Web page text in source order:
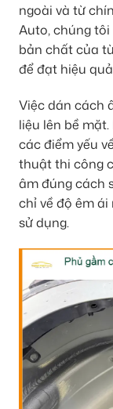
ngoài và từ
Auto, chúng
bản chất của
để đạt hiệu
Việc dán cách
liệu lên bề
các điểm yếu
thuật thi công
âm đúng cách
chỉ về độ êm
sử dụng.